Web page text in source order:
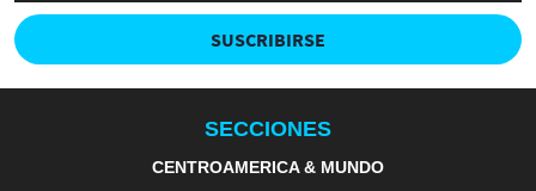
SUSCRIBIRSE
SECCIONES
CENTROAMERICA & MUNDO